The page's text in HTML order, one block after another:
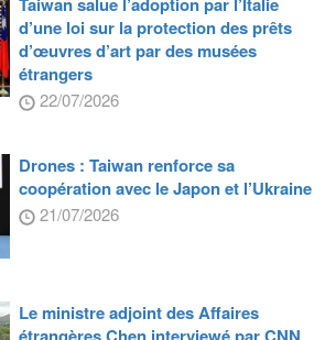
d’une loi sur la protection des prêts
d’œuvres d’art par des musées
étrangers
22/07/2026
Drones : Taiwan renforce sa
coopération avec le Japon et l’Ukraine
21/07/2026
Le ministre adjoint des Affaires